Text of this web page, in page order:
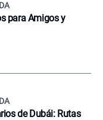
para Amigos y
de Dubái: Rutas